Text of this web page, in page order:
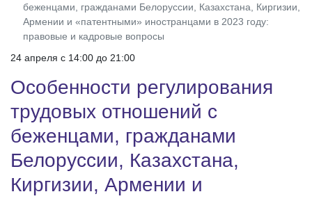
беженцами, гражданами Белоруссии, Казахстана, Киргизии,
Армении и «патентными» иностранцами в 2023 году:
правовые и кадровые вопросы
24 апреля c 14:00 до 21:00
Особенности регулирования
трудовых отношений с
беженцами, гражданами
Белоруссии, Казахстана,
Киргизии, Армении и